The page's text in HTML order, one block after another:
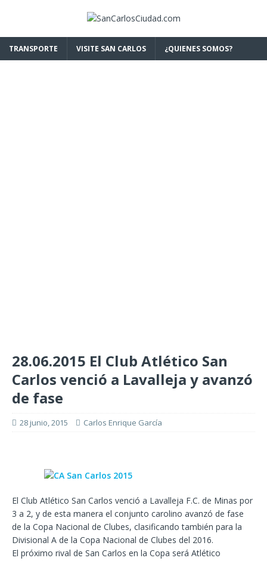
TRANSPORTE VISITE SAN CARLOS ¿QUIENES SOMOS?
28.06.2015 El Club Atlético San
Carlos venció a Lavalleja y avanzó
de fase
28 junio, 2015 Carlos Enrique García
El Club Atlético San Carlos venció a Lavalleja F.C. de Minas por
3 a 2, y de esta manera el conjunto carolino avanzó de fase
de la Copa Nacional de Clubes, clasificando también para la
Divisional A de la Copa Nacional de Clubes del 2016.
El próximo rival de San Carlos en la Copa será Atlético